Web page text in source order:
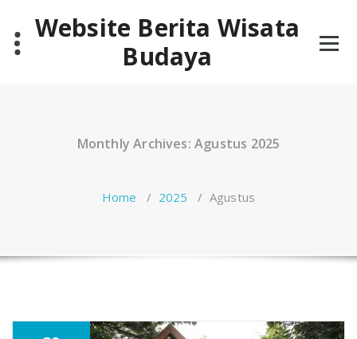
contentWebsite Berita Wisata
Budaya
Monthly Archives: Agustus 2025
Home / 2025 / Agustus